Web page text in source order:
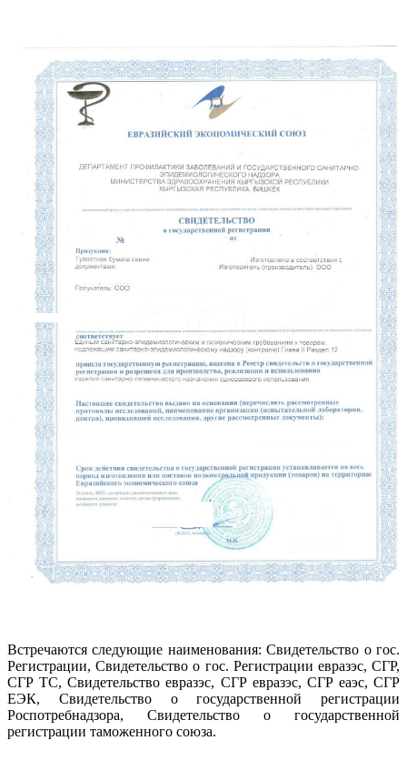
Встречаются следующие наименования: Свидетельство о гос.
Регистрации, Свидетельство о гос. Регистрации евразэс, СГР,
СГР ТС, Свидетельство евразэс, СГР евразэс, СГР еаэс, СГР
ЕЭК, Свидетельство о государственной регистрации
Роспотребнадзора, Свидетельство о государственной
регистрации таможенного союза.